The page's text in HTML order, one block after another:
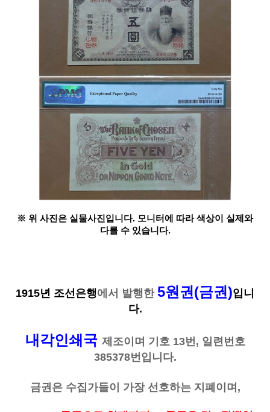
※ 위 사진은 실물사진입니다. 모니터에 따라 색상이 실제와
다를 수 있습니다.
1915년 조선은행에서 발행한 5원권(금권)입니
다.
내각인쇄국 제조이며 기호 13번, 일련번호
385378번입니다.
금권은 수집가들이 가장 선호하는 지폐이며,